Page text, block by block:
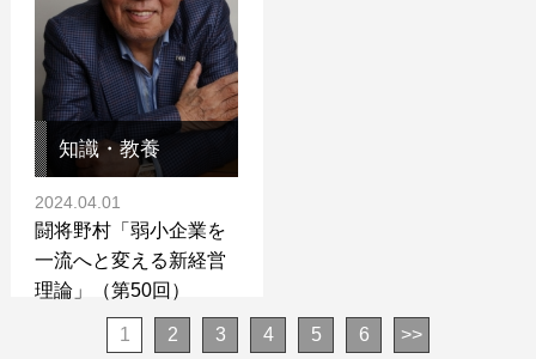
知識・教養
2024.04.01
闘将野村「弱小企業を
一流へと変える新経営
理論」（第50回）
1 2 3 4 5 6 >>